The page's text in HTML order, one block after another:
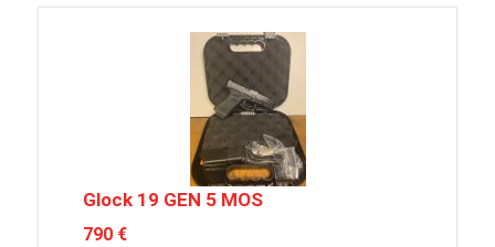
Glock 19 GEN 5 MOS
790 €